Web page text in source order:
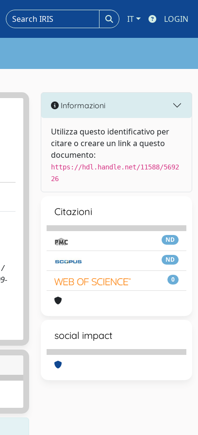
IT LOGIN
/
Informazioni
Utilizza questo identificativo per
citare o creare un link a questo
documento:
https://hdl.handle.net/11588/5692
26
Citazioni
ND
ND
0
social impact